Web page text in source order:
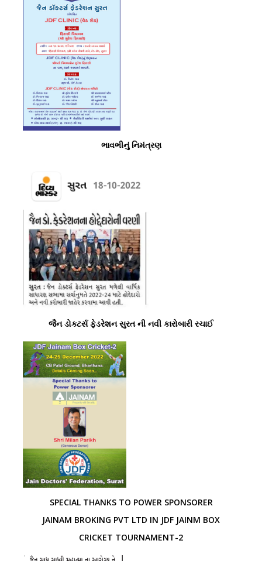
ભાવભીનું નિમંત્રણ
જૈન ડોક્ટર્સ ફેડરેશન સુરત ની નવી કારોબારી રચાઈ
SPECIAL THANKS TO POWER SPONSORER
JAINAM BROKING PVT LTD IN JDF JAINM BOX
CRICKET TOURNAMENT-2